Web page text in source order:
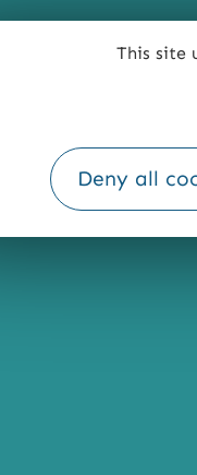
This site
Deny all